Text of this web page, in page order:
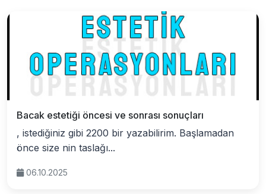
Bacak estetiği öncesi ve sonrası sonuçları
, istediğiniz gibi 2200 bir yazabilirim. Başlamadan
önce size nin taslağı...
06.10.2025